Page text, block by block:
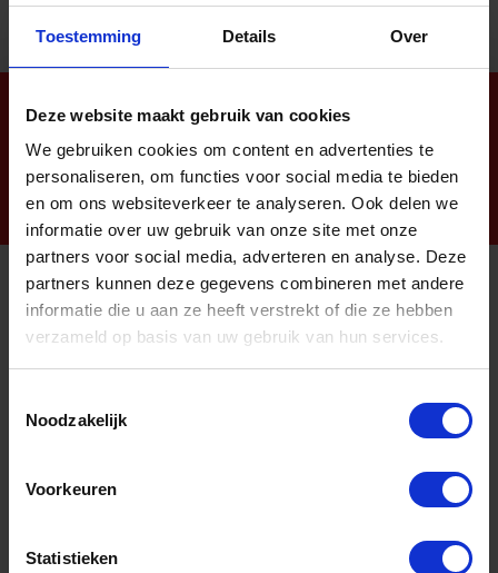
Toestemming Details Over
Deze website maakt gebruik van cookies
We gebruiken cookies om content en advertenties te
personaliseren, om functies voor social media te bieden
en om ons websiteverkeer te analyseren. Ook delen we
informatie over uw gebruik van onze site met onze
partners voor social media, adverteren en analyse. Deze
partners kunnen deze gegevens combineren met andere
informatie die u aan ze heeft verstrekt of die ze hebben
verzameld op basis van uw gebruik van hun services.
Noodzakelijk
Voorkeuren
Statistieken
Nieuwsbrief
Informatie
Klachtenregeling Ome Dick
Privacyverklaring Ome Dick